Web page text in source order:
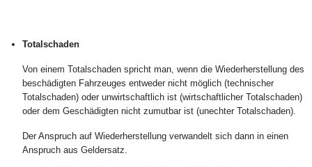
Totalschaden
Von einem Totalschaden spricht man, wenn die Wiederherstellung des
beschädigten Fahrzeuges entweder nicht möglich (technischer
Totalschaden) oder unwirtschaftlich ist (wirtschaftlicher Totalschaden)
oder dem Geschädigten nicht zumutbar ist (unechter Totalschaden).
Der Anspruch auf Wiederherstellung verwandelt sich dann in einen
Anspruch aus Geldersatz.